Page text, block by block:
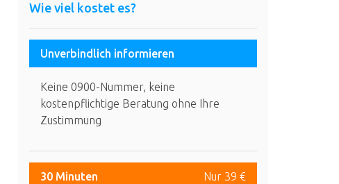
Wie viel kostet es?
Unverbindlich informieren
Keine 0900-Nummer, keine
kostenpflichtige Beratung ohne Ihre
Zustimmung
30 Minuten Nur 39 €